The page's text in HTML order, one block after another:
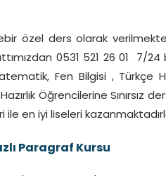
özel ders olarak
0531 521 26 01 7/
Fen Bilgisi , Türkçe
Öğrencilerine
ile en iyi liseleri
Paragraf Kursu